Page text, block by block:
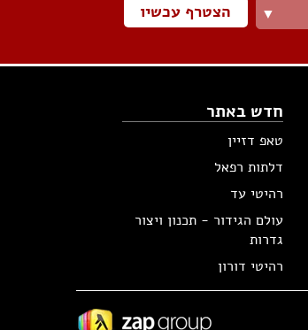
▼ הצטרף עכשיו
חדש באתר
טאפ דזיין
דלתות רפאל
רהיטי עד
עולם הגידור - תכנון ויצור
גדרות
רהיטי דורון